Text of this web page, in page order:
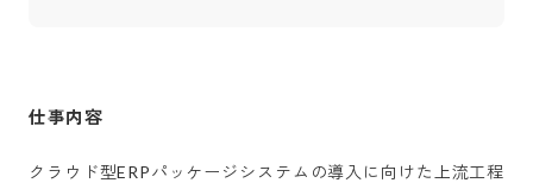
仕事内容
クラウド型ERPパッケージシステムの導入に向けた上流工程